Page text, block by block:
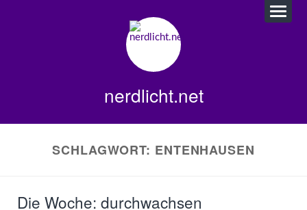
nerdlicht.net
SCHLAGWORT: ENTENHAUSEN
Die Woche: durchwachsen